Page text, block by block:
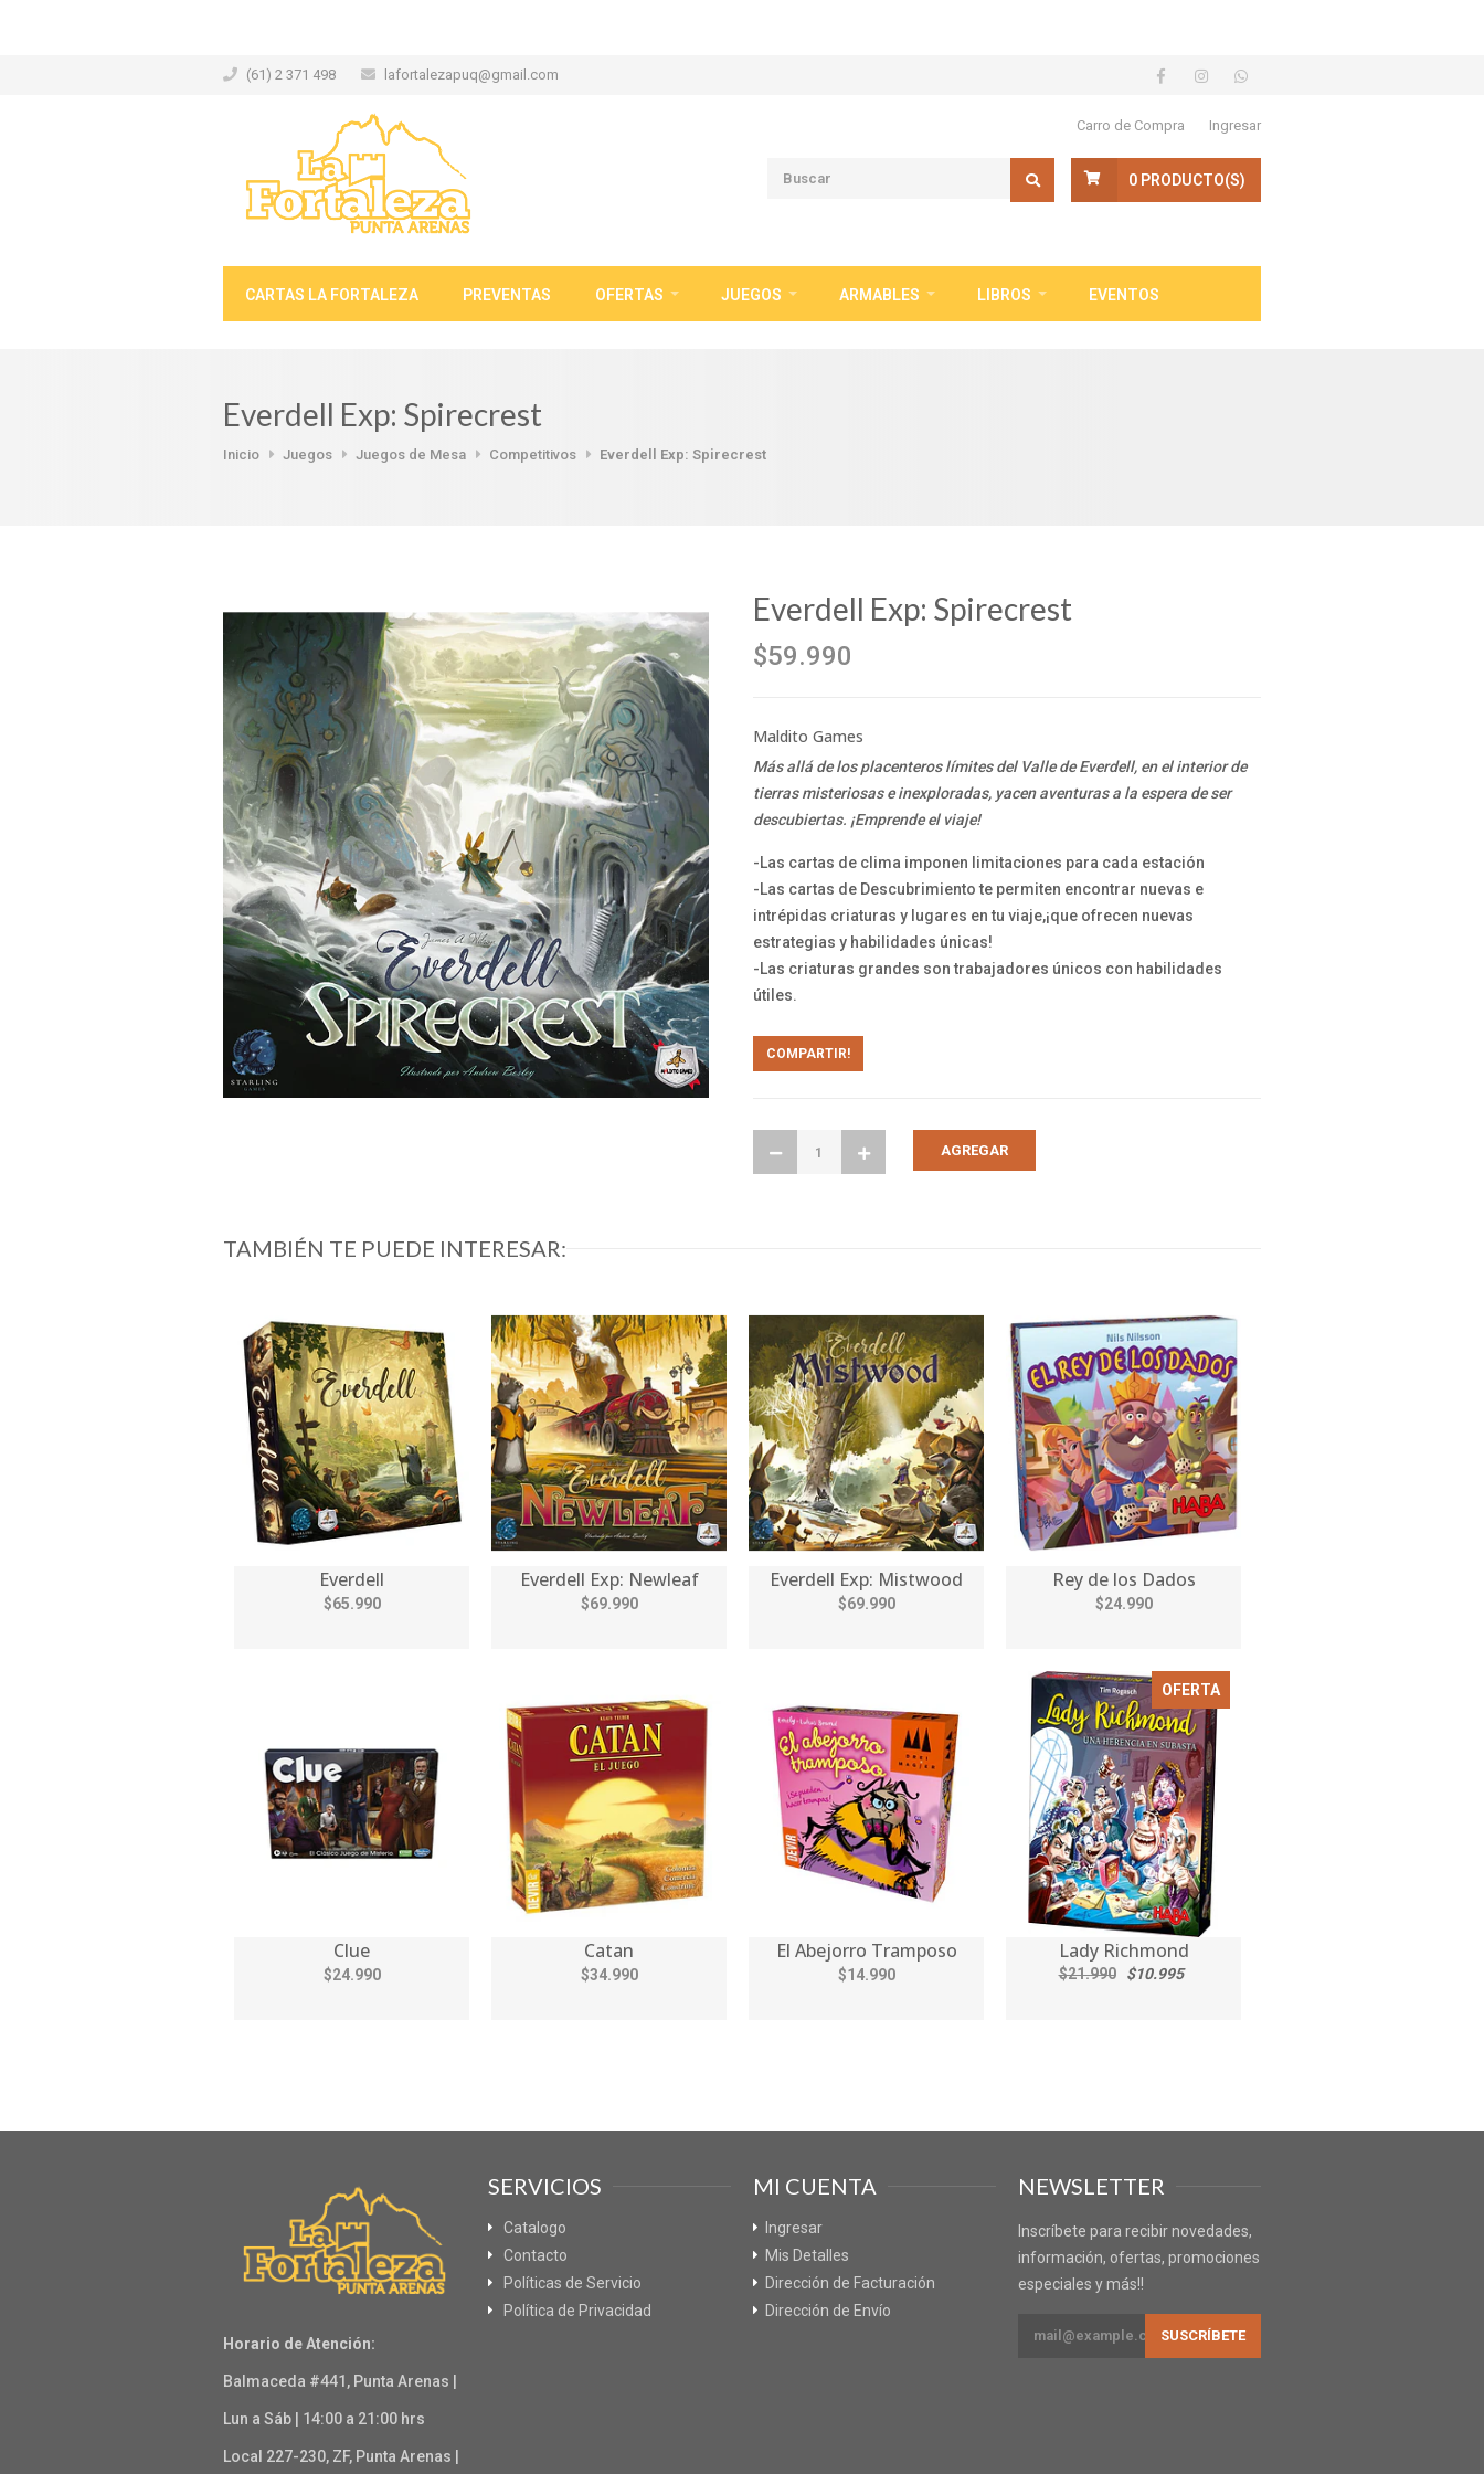
(61) 2 371 498 lafortalezapuq@gmail.com
Carro de Compra Ingresar
0 PRODUCTO(S)
CARTAS LA FORTALEZA PREVENTAS OFERTAS JUEGOS ARMABLES LIBROS EVENTOS
Everdell Exp: Spirecrest
Inicio Juegos Juegos de Mesa Competitivos Everdell Exp: Spirecrest
Everdell Exp: Spirecrest
$59.990
Maldito Games
Más allá de los placenteros límites del Valle de Everdell, en el interior de
tierras misteriosas e inexploradas, yacen aventuras a la espera de ser
descubiertas. ¡Emprende el viaje!
-Las cartas de clima imponen limitaciones para cada estación
-Las cartas de Descubrimiento te permiten encontrar nuevas e
intrépidas criaturas y lugares en tu viaje,¡que ofrecen nuevas
estrategias y habilidades únicas!
-Las criaturas grandes son trabajadores únicos con habilidades
útiles.
COMPARTIR!
TAMBIÉN TE PUEDE INTERESAR:
Everdell
$65.990
Everdell Exp: Newleaf
$69.990
Everdell Exp: Mistwood
$69.990
Rey de los Dados
$24.990
Clue
$24.990
Catan
$34.990
El Abejorro Tramposo
$14.990
OFERTA
Lady Richmond
$21.990 $10.995
Horario de Atención:
Balmaceda #441, Punta Arenas |
Lun a Sáb | 14:00 a 21:00 hrs
Local 227-230, ZF, Punta Arenas |
SERVICIOS
Catalogo
Contacto
Políticas de Servicio
Política de Privacidad
MI CUENTA
Ingresar
Mis Detalles
Dirección de Facturación
Dirección de Envío
NEWSLETTER
Inscríbete para recibir novedades,
información, ofertas, promociones
especiales y más!!